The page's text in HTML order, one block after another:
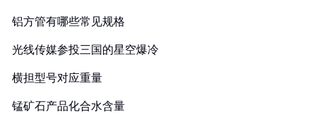
铝方管有哪些常见规格
光线传媒参投三国的星空爆冷
横担型号对应重量
锰矿石产品化合水含量